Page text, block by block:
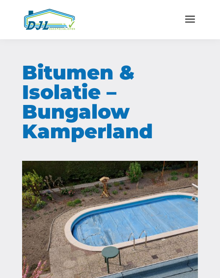
Bitumen &
Isolatie –
Bungalow
Kamperland